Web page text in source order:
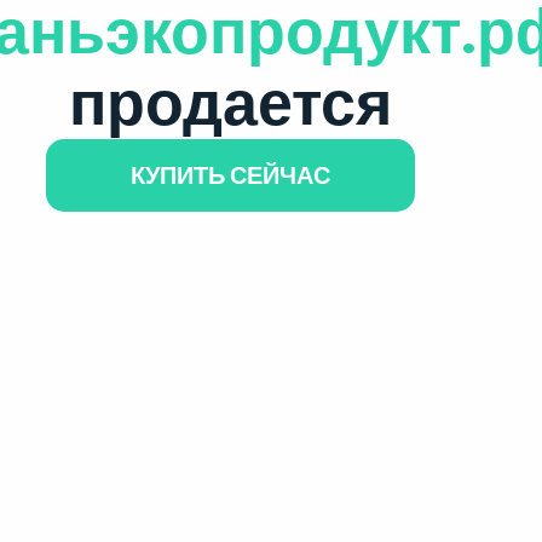
продается
КУПИТЬ СЕЙЧАС